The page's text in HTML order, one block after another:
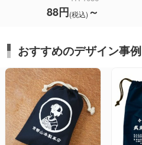
88円(税込) ～
おすすめのデザイン事例